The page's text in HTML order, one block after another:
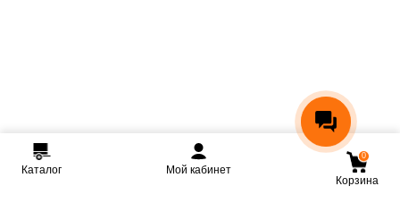
Каталог Мой кабинет
0
Корзина